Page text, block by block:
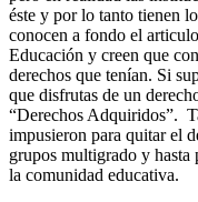
éste y por lo tanto tienen
conocen a fondo el
Educación y creen que
derechos que tenían. Si
que disfrutas de un
“Derechos Adquiridos”.
impusieron para quitar el
grupos multigrado y
la comunidad educativa.